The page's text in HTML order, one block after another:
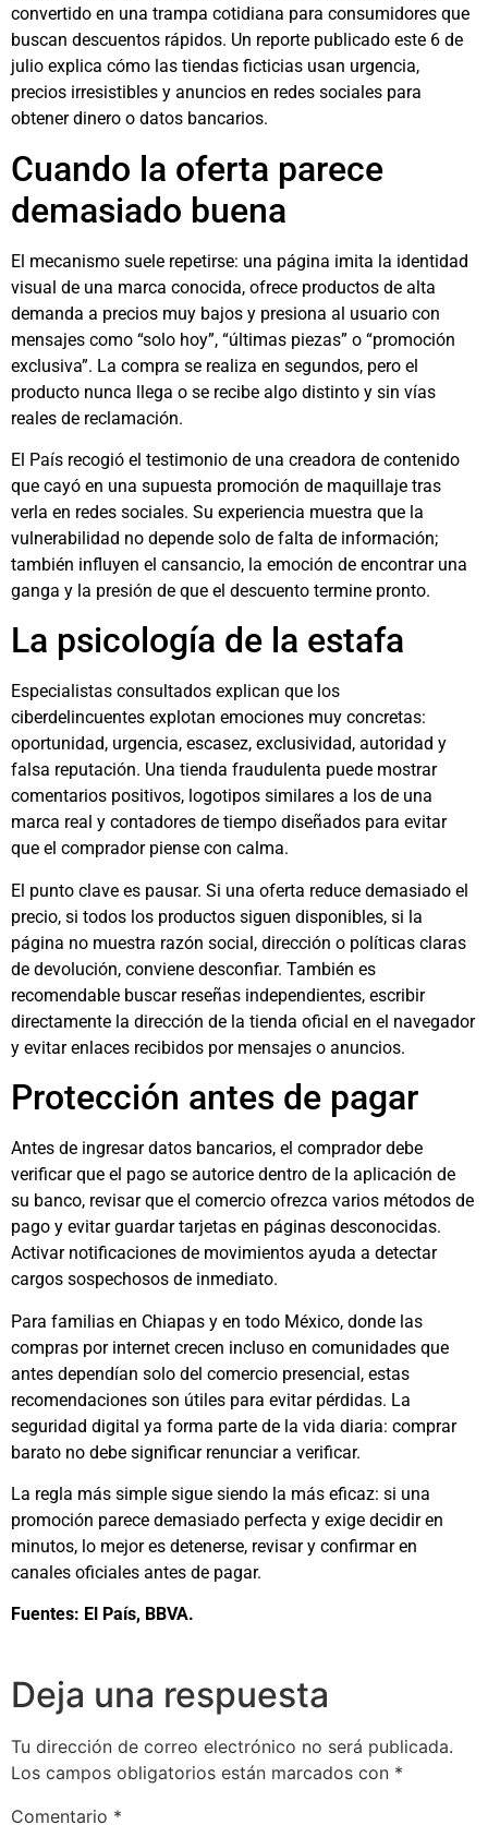
convertido en una trampa cotidiana para consumidores que
buscan descuentos rápidos. Un reporte publicado este 6 de
julio explica cómo las tiendas ficticias usan urgencia,
precios irresistibles y anuncios en redes sociales para
obtener dinero o datos bancarios.
Cuando la oferta parece
demasiado buena
El mecanismo suele repetirse: una página imita la identidad
visual de una marca conocida, ofrece productos de alta
demanda a precios muy bajos y presiona al usuario con
mensajes como “solo hoy”, “últimas piezas” o “promoción
exclusiva”. La compra se realiza en segundos, pero el
producto nunca llega o se recibe algo distinto y sin vías
reales de reclamación.
El País recogió el testimonio de una creadora de contenido
que cayó en una supuesta promoción de maquillaje tras
verla en redes sociales. Su experiencia muestra que la
vulnerabilidad no depende solo de falta de información;
también influyen el cansancio, la emoción de encontrar una
ganga y la presión de que el descuento termine pronto.
La psicología de la estafa
Especialistas consultados explican que los
ciberdelincuentes explotan emociones muy concretas:
oportunidad, urgencia, escasez, exclusividad, autoridad y
falsa reputación. Una tienda fraudulenta puede mostrar
comentarios positivos, logotipos similares a los de una
marca real y contadores de tiempo diseñados para evitar
que el comprador piense con calma.
El punto clave es pausar. Si una oferta reduce demasiado el
precio, si todos los productos siguen disponibles, si la
página no muestra razón social, dirección o políticas claras
de devolución, conviene desconfiar. También es
recomendable buscar reseñas independientes, escribir
directamente la dirección de la tienda oficial en el navegador
y evitar enlaces recibidos por mensajes o anuncios.
Protección antes de pagar
Antes de ingresar datos bancarios, el comprador debe
verificar que el pago se autorice dentro de la aplicación de
su banco, revisar que el comercio ofrezca varios métodos de
pago y evitar guardar tarjetas en páginas desconocidas.
Activar notificaciones de movimientos ayuda a detectar
cargos sospechosos de inmediato.
Para familias en Chiapas y en todo México, donde las
compras por internet crecen incluso en comunidades que
antes dependían solo del comercio presencial, estas
recomendaciones son útiles para evitar pérdidas. La
seguridad digital ya forma parte de la vida diaria: comprar
barato no debe significar renunciar a verificar.
La regla más simple sigue siendo la más eficaz: si una
promoción parece demasiado perfecta y exige decidir en
minutos, lo mejor es detenerse, revisar y confirmar en
canales oficiales antes de pagar.
Fuentes: El País, BBVA.
Deja una respuesta
Tu dirección de correo electrónico no será publicada.
Los campos obligatorios están marcados con *
Comentario *